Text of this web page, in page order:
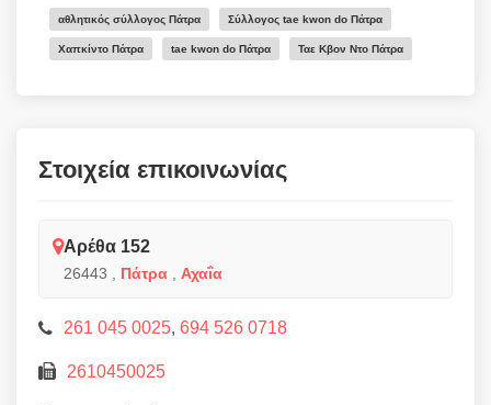
αθλητικός σύλλογος Πάτρα Σύλλογος tae kwon do Πάτρα
Χαπκίντο Πάτρα tae kwon do Πάτρα Ταε Κβον Ντο Πάτρα
Στοιχεία επικοινωνίας
Αρέθα 152
26443 Πάτρα Αχαΐα
261 045 0025, 694 526 0718
2610450025